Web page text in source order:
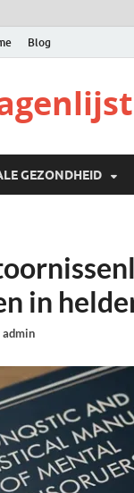
Blog
GEZONDHEID
in
admin